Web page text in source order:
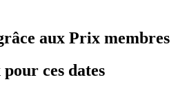
aux Prix membres
ces dates